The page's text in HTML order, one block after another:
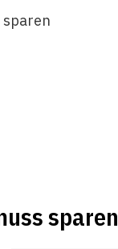
sparen